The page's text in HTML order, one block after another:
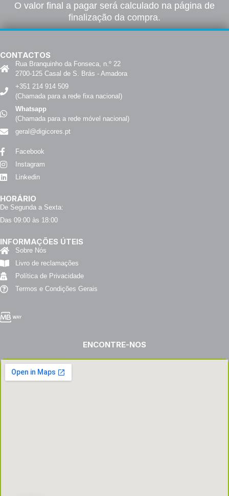
O valor final a pagar será calculado na página de
finalização da compra.
CONTACTOS
Rua Branquinho da Fonseca, n.º 22
2700-125 Casal de S. Brás - Amadora
+351 214 914 509
(Chamada para a rede fixa nacional)
Whatsapp
(Chamada para a rede móvel nacional)
geral@digicores.pt
Facebook
Instagram
Linkedin
HORÁRIO
De Segunda a Sexta:
Das 09:00 às 18:00
INFORMAÇÕES ÚTEIS
Sobre Nós
Livro de reclamações
Política de Privacidade
Termos e Condições Gerais
ENCONTRE-NOS